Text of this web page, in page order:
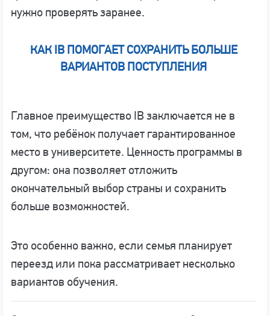
нужно проверять заранее.
КАК IB ПОМОГАЕТ СОХРАНИТЬ БОЛЬШЕ
ВАРИАНТОВ ПОСТУПЛЕНИЯ
Главное преимущество IB заключается не в
том, что ребёнок получает гарантированное
место в университете. Ценность программы в
другом: она позволяет отложить
окончательный выбор страны и сохранить
больше возможностей.
Это особенно важно, если семья планирует
переезд или пока рассматривает несколько
вариантов обучения.